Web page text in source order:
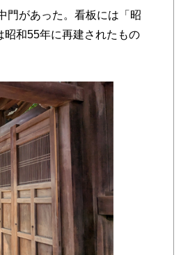
門があった。看板には「昭
昭和55年に再建されたもの